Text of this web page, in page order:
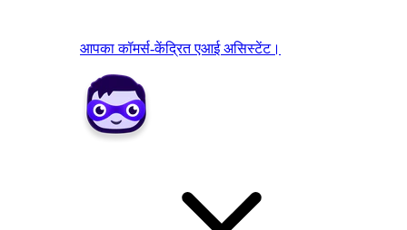
आपका कॉमर्स-केंद्रित एआई असिस्टेंट।